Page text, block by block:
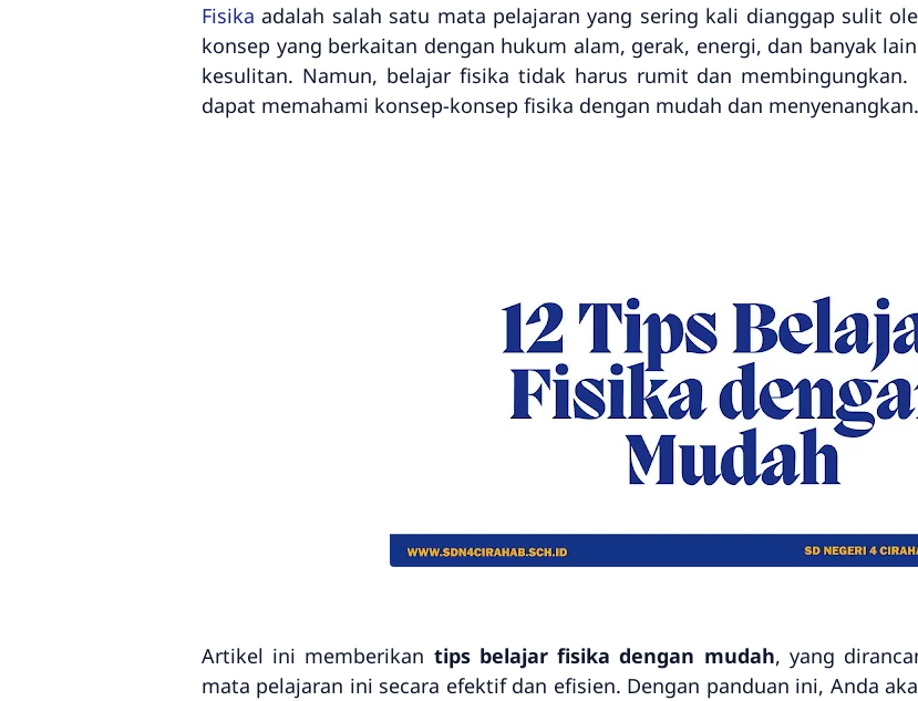
Fisika adalah salah satu mata pelajaran yang sering kali dianggap sulit
konsep yang berkaitan dengan hukum alam, gerak, energi, dan banyak
kesulitan. Namun, belajar fisika tidak harus rumit dan membingungkan.
dapat memahami konsep-konsep fisika dengan mudah dan menyenangkan.
Artikel ini memberikan tips belajar fisika dengan mudah, yang
mata pelajaran ini secara efektif dan efisien. Dengan panduan ini, Anda